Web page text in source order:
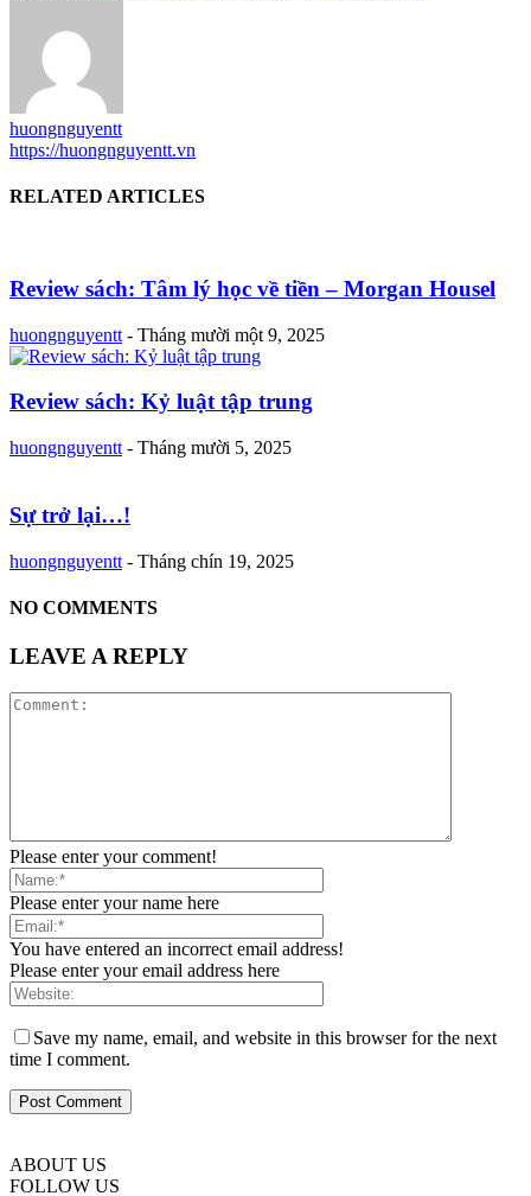
huongnguyentt
https://huongnguyentt.vn
RELATED ARTICLES
Review sách: Tâm lý học về tiền – Morgan Housel
huongnguyentt - Tháng mười một 9, 2025
Review sách: Kỷ luật tập trung
huongnguyentt - Tháng mười 5, 2025
Sự trở lại…!
huongnguyentt - Tháng chín 19, 2025
NO COMMENTS
LEAVE A REPLY
Please enter your comment!
Please enter your name here
You have entered an incorrect email address!
Please enter your email address here
Save my name, email, and website in this browser for the next
time I comment.
ABOUT US
FOLLOW US